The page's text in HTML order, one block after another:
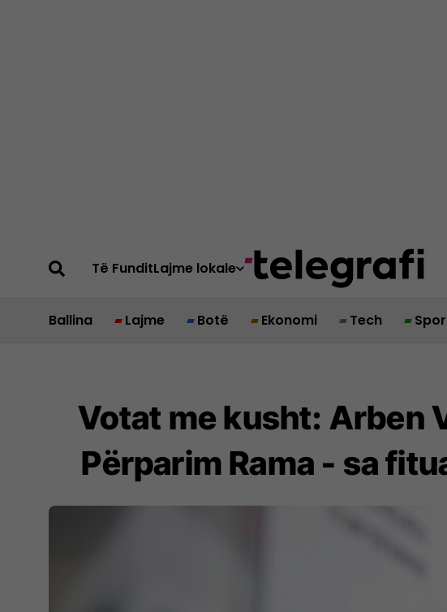
Të FunditLajme lokale
Ballina Lajme Botë Ekonomi Tech
Votat me kusht: Arben
Përparim Rama - sa